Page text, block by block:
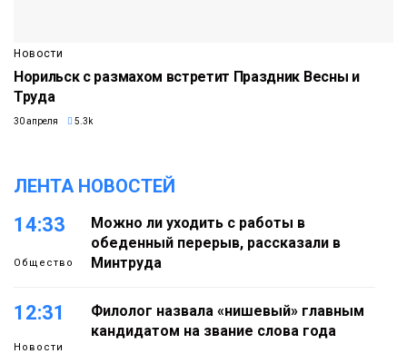
Новости
Норильск с размахом встретит Праздник Весны и
Труда
30 апреля 5.3k
ЛЕНТА НОВОСТЕЙ
14:33
Общество
Можно ли уходить с работы в
обеденный перерыв, рассказали в
Минтруда
12:31
Новости
Филолог назвала «нишевый» главным
кандидатом на звание слова года